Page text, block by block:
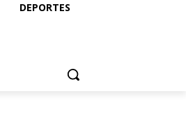
DEPORTES